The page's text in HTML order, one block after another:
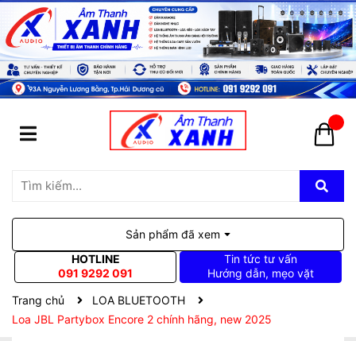
Sản phẩm đã xem
HOTLINE
091 9292 091
Tin tức tư vấn
Hướng dẫn, mẹo vặt
Trang chủ
LOA BLUETOOTH
Loa JBL Partybox Encore 2 chính hãng, new 2025